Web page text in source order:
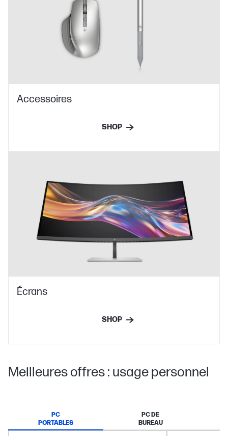
Accessoires
SHOP
Écrans
SHOP
Meilleures offres : usage personnel
PC
PORTABLES
PC DE
BUREAU